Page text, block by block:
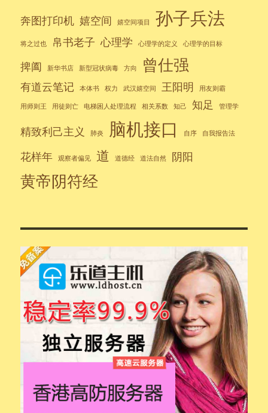
奔图打印机 嬉空间 嬉空间项目 孙子兵法
将之过也 帛书老子 心理学 心理学的定义 心理学的目标
捭阖 新华书店 新型冠状病毒 方向 曾仕强
有道云笔记 本体书 权力 武汉嬉空间 王阳明 用友则霸
用师则王 用徒则亡 电梯困人处理流程 相关系数 知己 知足 管理学
精致利己主义 肺炎 脑机接口 自序 自我报告法
花样年 观察者偏见 道 道德经 道法自然 阴阳
黄帝阴符经